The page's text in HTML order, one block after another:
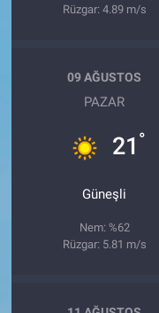
Rüzgar: 4.89 m/s
09 AĞUSTOS
PAZAR
21 °
Güneşli
Nem: %62
Rüzgar: 5.81 m/s